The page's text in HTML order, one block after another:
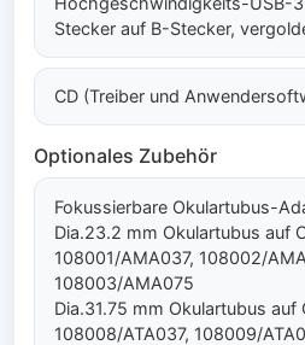
Stecker auf B-Stecker,
CD (Treiber und
Optionales Zubehör
Fokussierbare Okulartubus-
Dia.23.2 mm Okulartubus auf
108001/AMA037, 108002/
108003/AMA075
Dia.31.75 mm Okulartubus auf
108008/ATA037, 108009/